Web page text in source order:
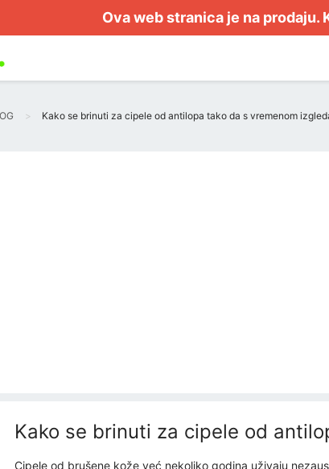
Ova web stranica je na prodaju.
Kako se brinuti za cipele od antilopa tako da s vremenom
Kako se brinuti za cipele od
Cipele od brušene kože već nekoliko godina uživaju